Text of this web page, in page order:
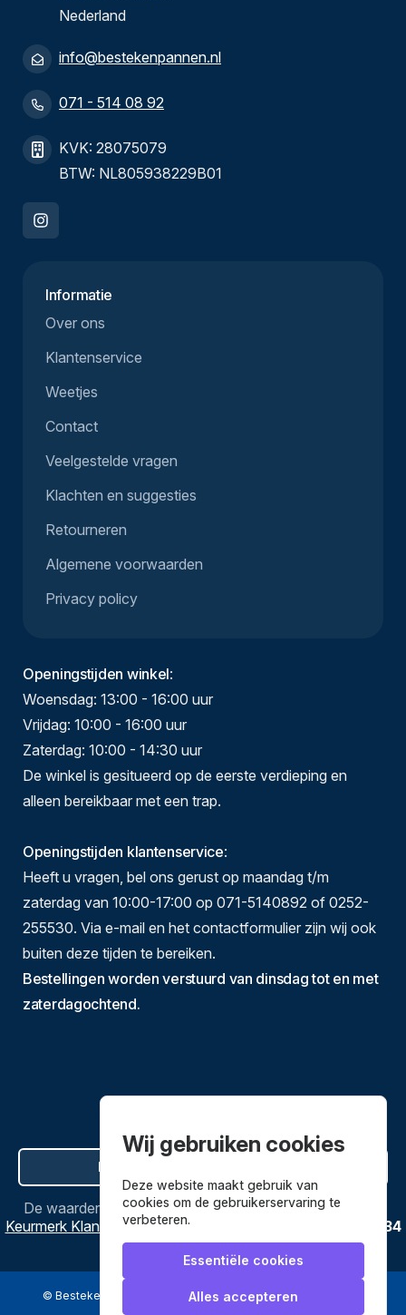
Nederland
info@bestekenpannen.nl
071 - 514 08 92
KVK: 28075079
BTW: NL805938229B01
Informatie
Over ons
Klantenservice
Weetjes
Contact
Veelgestelde vragen
Klachten en suggesties
Retourneren
Algemene voorwaarden
Privacy policy
Openingstijden winkel:
Woensdag: 13:00 - 16:00 uur
Vrijdag: 10:00 - 16:00 uur
Zaterdag: 10:00 - 14:30 uur
De winkel is gesitueerd op de eerste verdieping en
alleen bereikbaar met een trap.
Openingstijden klantenservice:
Heeft u vragen, bel ons gerust op maandag t/m
zaterdag van 10:00-17:00 op 071-5140892 of 0252-
255530. Via e-mail en het contactformulier zijn wij ook
buiten deze tijden te bereiken.
Bestellingen worden verstuurd van dinsdag tot en met
zaterdagochtend.
Hier de overeenkomst ontbinden
De waardering vanBestekenpannen.nlbijWebwinkel
Keurmerk Klantbeoordelingen
3634
reviews.
© Bestekenpannen.nl 2026 een webshop van
Wij gebruiken cookies
Deze website maakt gebruik van
cookies om de gebruikerservaring te
verbeteren.
Essentiële cookies
Alles accepteren